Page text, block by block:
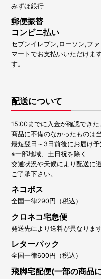
みずほ銀行
郵便振替
コンビニ払い
セブンイレブン,ローソン,フ
マートでお支払いいただけま
す。
配送について
15:00までに入金が確認できた
商品に不備のなかったものは
最短翌日～3日前後にお届け予
※一部地域、土日祝を除く
交通状況や天候により配送に
ご了承下さい。
ネコポス
全国一律290円（税込）
クロネコ宅急便
発送先により送料が異なりま
レターパック
全国一律600円（税込）
飛脚宅配便(一部の商品